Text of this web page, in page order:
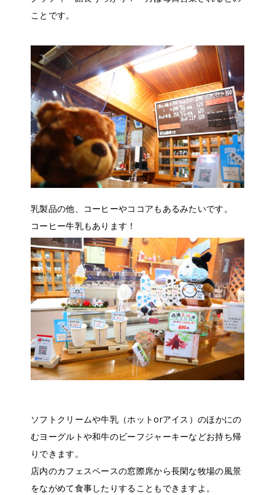
ことです。
乳製品の他、コーヒーやココアもあるみたいです。
コーヒー牛乳もあります！
ソフトクリームや牛乳（ホットorアイス）のほかにの
むヨーグルトや和牛のビーフジャーキーなどお持ち帰
りできます。
店内のカフェスペースの窓際席から長閑な牧場の風景
をながめて食事したりすることもできますよ。